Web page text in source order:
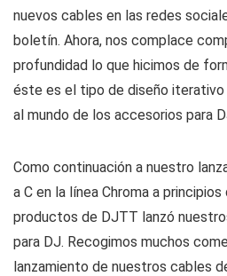
nuevos cables en las redes
boletín. Ahora, nos complace
profundidad lo que hicimos de
éste es el tipo de diseño
al mundo de los accesorios para
Como continuación a nuestro
a C en la línea Chroma a
productos de DJTT lanzó
para DJ. Recogimos muchos
lanzamiento de nuestros cables